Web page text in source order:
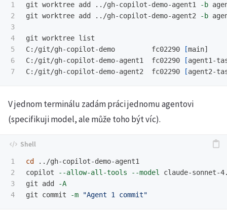
1
2
3
4
5
6
git worktree add ../gh-copilot-demo-agent1 -b
git worktree add ../gh-copilot-demo-agent2
-b
git worktree list
C:/git/gh-copilot-demo         fc02290
[main]
C:/git/gh-copilot-demo-agent1  fc02290
[agent1-
C:/git/gh-copilot-demo-agent2  fc02290
[
V jednom terminálu zadám práci jednomu agentovi
(specifikuji model, ale může toho být víc).
1
2
3
cd
../gh-copilot-demo-agent1
copilot
--allow-all-tools --model claude-sonnet-
git add
-A
git commit
-m "Agent 1 commit"